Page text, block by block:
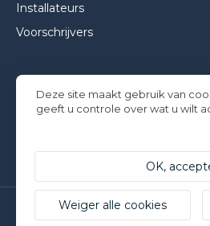
Installateurs
Voorschrijvers
Deze site maakt gebruik van
geeft u controle over wat u wilt
OK,
Weiger alle cookies